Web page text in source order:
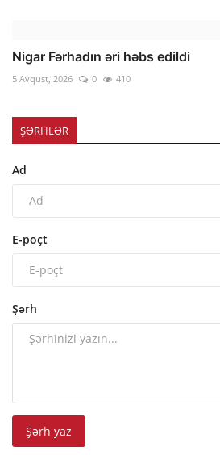
Nigar Fərhadın əri həbs edildi
5 Avqust, 2026 0 410
ŞƏRHLƏR
Ad
E-poçt
Şərh
Şərh yaz